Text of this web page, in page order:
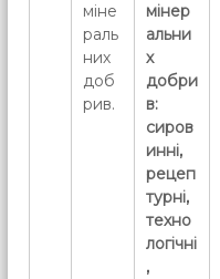
міне
раль
них
доб
рив.
мінер
альни
х
добри
в:
сиров
инні,
рецеп
турні,
техно
логічні
,